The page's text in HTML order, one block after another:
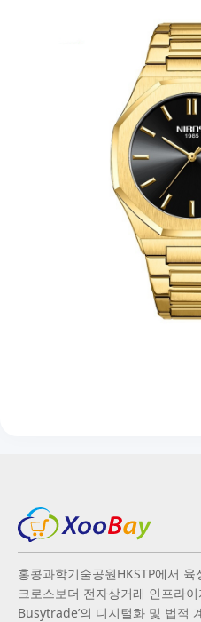
홍콩과학기술공원HKSTP에서
크로스보더 전자상거래 인프라
Busytrade’의 디지털화 및 법적